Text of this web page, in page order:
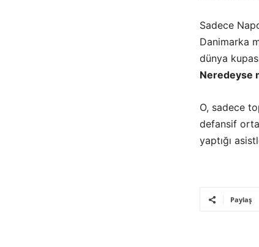
Sadece
Danimarka
dünya
Neredeyse
O, sadece
defansif
yaptığı
Paylaş